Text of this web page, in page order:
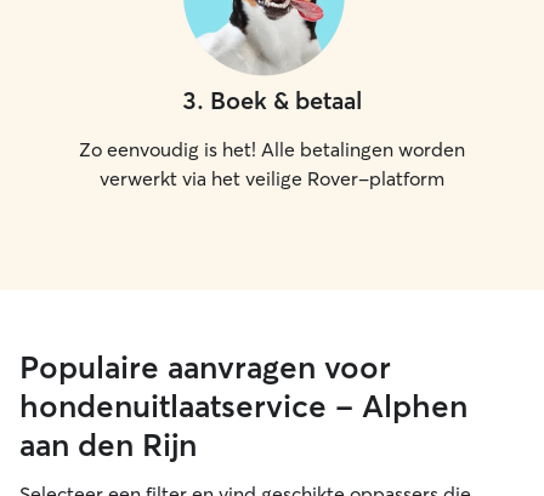
3. Boek & betaal
Zo eenvoudig is het! Alle betalingen worden
verwerkt via het veilige Rover-platform
Populaire aanvragen voor
hondenuitlaatservice - Alphen
aan den Rijn